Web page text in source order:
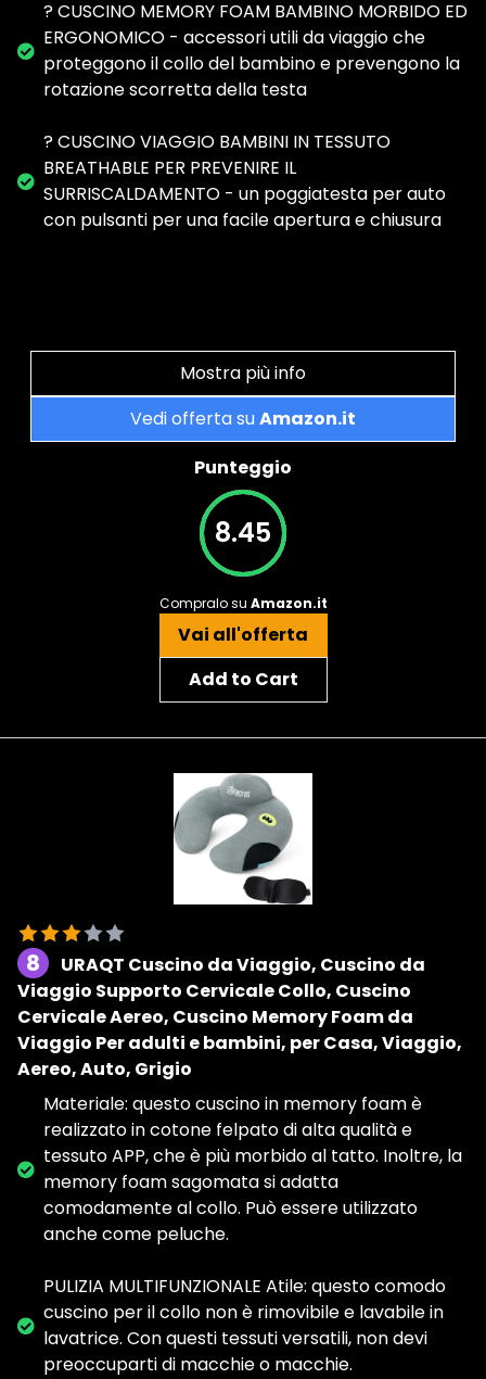
? CUSCINO MEMORY FOAM BAMBINO MORBIDO ED
ERGONOMICO - accessori utili da viaggio che
proteggono il collo del bambino e prevengono la
rotazione scorretta della testa
? CUSCINO VIAGGIO BAMBINI IN TESSUTO
BREATHABLE PER PREVENIRE IL
SURRISCALDAMENTO - un poggiatesta per auto
con pulsanti per una facile apertura e chiusura
Mostra più info
Vedi offerta suAmazon.it
Punteggio
8.45
Compralo su Amazon.it
Vai all'offerta
Add to Cart
8
URAQT Cuscino da Viaggio, Cuscino da
Viaggio Supporto Cervicale Collo, Cuscino
Cervicale Aereo, Cuscino Memory Foam da
Viaggio Per adulti e bambini, per Casa, Viaggio,
Aereo, Auto, Grigio
Materiale: questo cuscino in memory foam è
realizzato in cotone felpato di alta qualità e
tessuto APP, che è più morbido al tatto. Inoltre, la
memory foam sagomata si adatta
comodamente al collo. Può essere utilizzato
anche come peluche.
PULIZIA MULTIFUNZIONALE Atile: questo comodo
cuscino per il collo non è rimovibile e lavabile in
lavatrice. Con questi tessuti versatili, non devi
preoccuparti di macchie o macchie.